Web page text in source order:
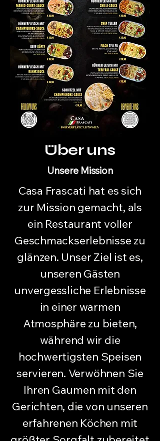
Über uns
Unsere Mission
Casa Frascati hat es sich
zur Mission gemacht, als
ein Restaurant voller
Geschmackserlebnisse zu
glänzen. Unser Ziel ist es,
unseren Gästen
unvergessliche Erlebnisse
in einer warmen
Atmosphäre zu bieten,
während wir die
hochwertigsten Speisen
servieren. Verwöhnen Sie
Ihren Gaumen mit den
Gerichten, die von unseren
erfahrenen Köchen mit